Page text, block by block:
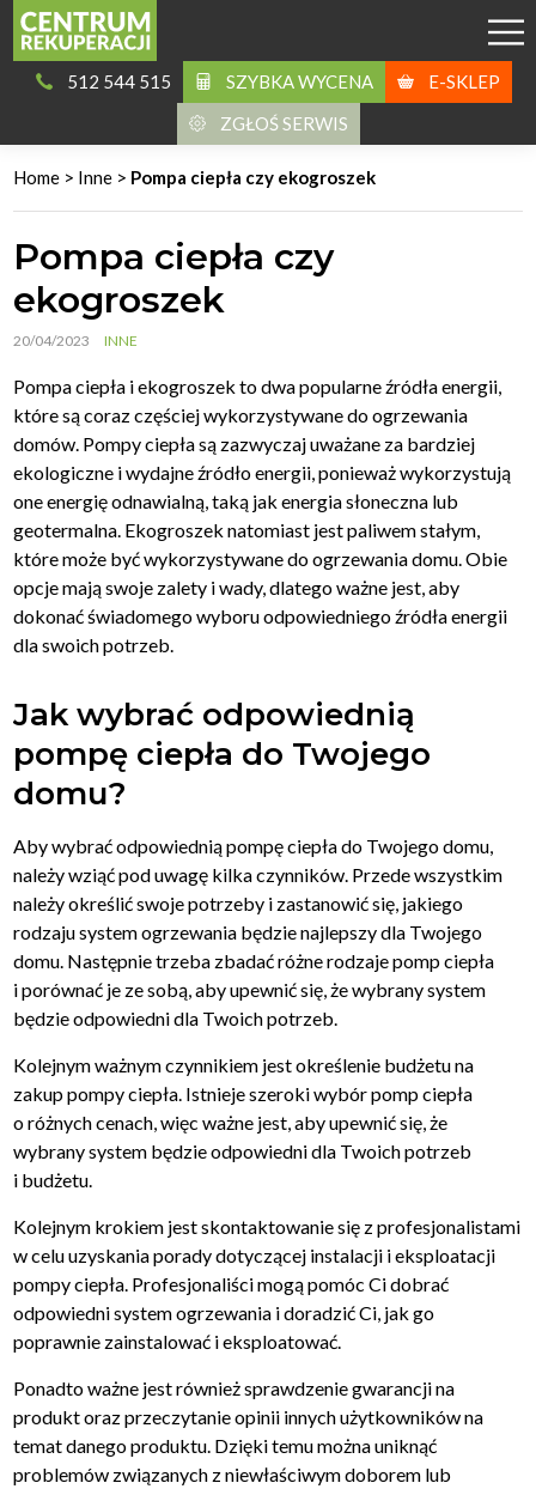
512 544 515 SZYBKA WYCENA
E-SKLEP
ZGŁOŚ SERWIS
Home > Inne > Pompa ciepła czy ekogroszek
Pompa ciepła czy
ekogroszek
20/04/2023 INNE
Pompa ciepła i ekogroszek to dwa popularne źródła energii,
które są coraz częściej wykorzystywane do ogrzewania
domów. Pompy ciepła są zazwyczaj uważane za bardziej
ekologiczne i wydajne źródło energii, ponieważ wykorzystują
one energię odnawialną, taką jak energia słoneczna lub
geotermalna. Ekogroszek natomiast jest paliwem stałym,
które może być wykorzystywane do ogrzewania domu. Obie
opcje mają swoje zalety i wady, dlatego ważne jest, aby
dokonać świadomego wyboru odpowiedniego źródła energii
dla swoich potrzeb.
Jak wybrać odpowiednią
pompę ciepła do Twojego
domu?
Aby wybrać odpowiednią pompę ciepła do Twojego domu,
należy wziąć pod uwagę kilka czynników. Przede wszystkim
należy określić swoje potrzeby i zastanowić się, jakiego
rodzaju system ogrzewania będzie najlepszy dla Twojego
domu. Następnie trzeba zbadać różne rodzaje pomp ciepła
i porównać je ze sobą, aby upewnić się, że wybrany system
będzie odpowiedni dla Twoich potrzeb.
Kolejnym ważnym czynnikiem jest określenie budżetu na
zakup pompy ciepła. Istnieje szeroki wybór pomp ciepła
o różnych cenach, więc ważne jest, aby upewnić się, że
wybrany system będzie odpowiedni dla Twoich potrzeb
i budżetu.
Kolejnym krokiem jest skontaktowanie się z profesjonalistami
w celu uzyskania porady dotyczącej instalacji i eksploatacji
pompy ciepła. Profesjonaliści mogą pomóc Ci dobrać
odpowiedni system ogrzewania i doradzić Ci, jak go
poprawnie zainstalować i eksploatować.
Ponadto ważne jest również sprawdzenie gwarancji na
produkt oraz przeczytanie opinii innych użytkowników na
temat danego produktu. Dzięki temu można uniknąć
problemów związanych z niewłaściwym doborem lub